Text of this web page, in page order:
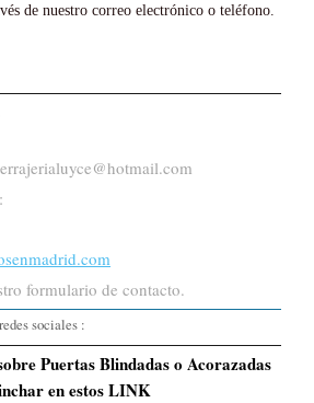
de nuestro correo electrónico o teléfono.
formulario de contacto.
sociales :
Puertas Blindadas o Acorazadas
en estos LINK